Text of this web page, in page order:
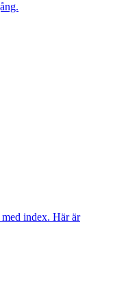
index. Här är